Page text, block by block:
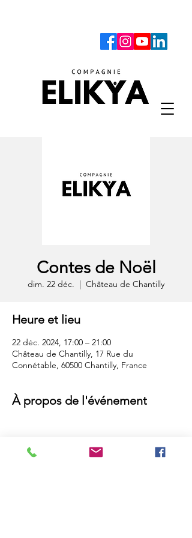
Contes de Noël
dim. 22 déc.
  |
Château de Chantilly
Heure et lieu
22 déc. 2024, 17:00 – 21:00
Château de Chantilly, 17 Rue du
Connétable, 60500 Chantilly, France
À propos de l'événement